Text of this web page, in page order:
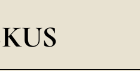
العربيّة